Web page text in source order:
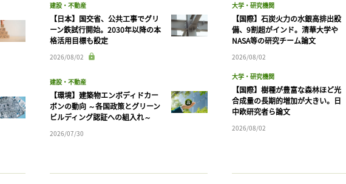
建設・不動産
【日本】国交省、公共工事でグリ
ーン鉄試行開始。2030年以降の本
格活用目標も設定
2026/08/02
建設・不動産
【環境】建築物エンボディドカー
ボンの動向 ～各国政策とグリーン
ビルディング認証への組入れ～
2026/07/30
大学・研究機関
【国際】石炭火力の水銀高排出設
備、9割超がインド。清華大学や
NASA等の研究チーム論文
2026/08/02
大学・研究機関
【国際】樹種が豊富な森林ほど光
合成量の長期的増加が大きい。日
中欧研究者ら論文
2026/08/02